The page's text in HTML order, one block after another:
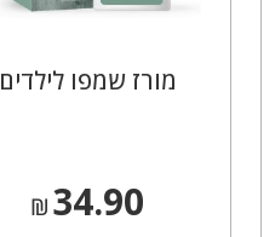
מורז שמפו לילדים
₪34.90